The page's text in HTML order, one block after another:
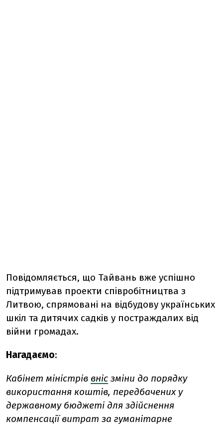
Повідомляється, що Тайвань вже успішно
підтримував проекти співробітництва з
Литвою, спрямовані на відбудову українських
шкіл та дитячих садків у постраждалих від
війни громадах.
Нагадаємо:
Кабінет міністрів вніс зміни до порядку
використання коштів, передбачених у
державному бюджеті для здійснення
компенсації витрат за гуманітарне